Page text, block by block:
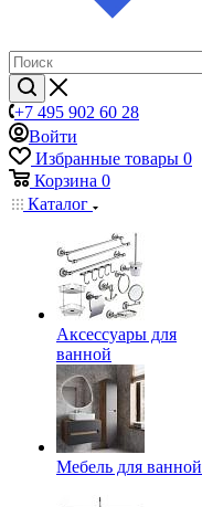
+7 495 902 60 28
Войти
Избранные товары 0
Корзина 0
Каталог
Аксессуары для
ванной
Мебель для ванной